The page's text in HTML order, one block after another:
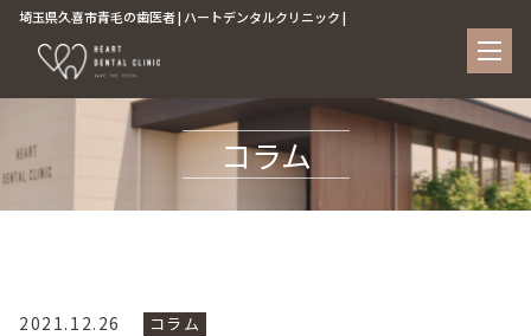
埼玉県久喜市青毛の歯医者 | ハートデンタルクリニック |
コラム
2021.12.26 コラム